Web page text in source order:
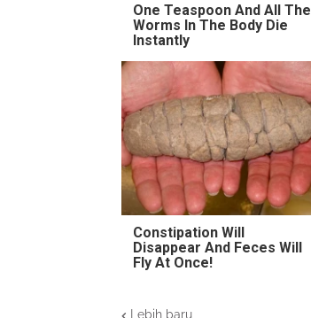
One Teaspoon And All The
Worms In The Body Die
Instantly
Constipation Will
Disappear And Feces Will
Fly At Once!
Lebih baru